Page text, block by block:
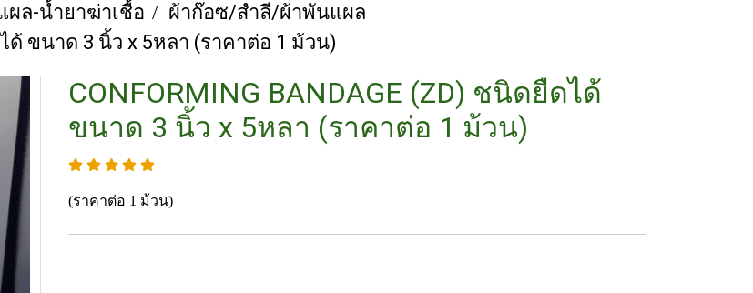
ล-น้ำยาฆ่าเชื้อ
ผ้าก๊อซ/สำลี/ผ้าพันแผล
ด้ ขนาด 3 นิ้ว x 5หลา (ราคาต่อ 1 ม้วน)
CONFORMING BANDAGE (ZD) ชนิดยืดได้
ขนาด 3 นิ้ว x 5หลา (ราคาต่อ 1 ม้วน)
(ราคาต่อ 1 ม้วน)